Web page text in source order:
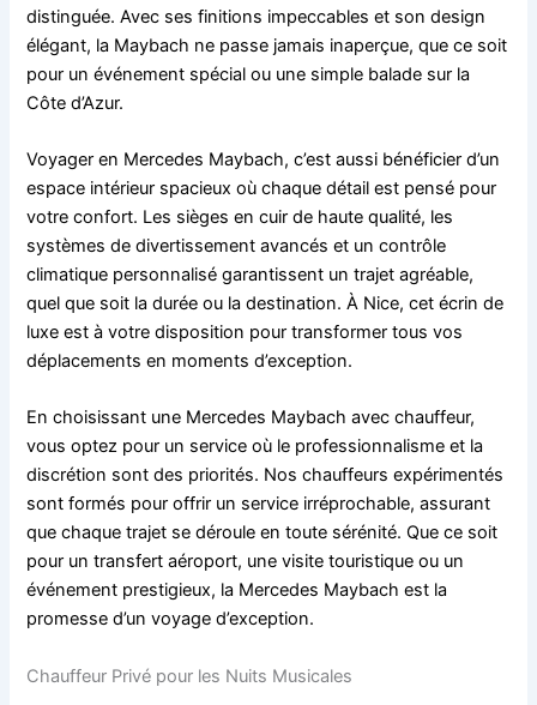
distinguée. Avec ses finitions impeccables et son design
élégant, la Maybach ne passe jamais inaperçue, que ce soit
pour un événement spécial ou une simple balade sur la
Côte d’Azur.
Voyager en Mercedes Maybach, c’est aussi bénéficier d’un
espace intérieur spacieux où chaque détail est pensé pour
votre confort. Les sièges en cuir de haute qualité, les
systèmes de divertissement avancés et un contrôle
climatique personnalisé garantissent un trajet agréable,
quel que soit la durée ou la destination. À Nice, cet écrin de
luxe est à votre disposition pour transformer tous vos
déplacements en moments d’exception.
En choisissant une Mercedes Maybach avec chauffeur,
vous optez pour un service où le professionnalisme et la
discrétion sont des priorités. Nos chauffeurs expérimentés
sont formés pour offrir un service irréprochable, assurant
que chaque trajet se déroule en toute sérénité. Que ce soit
pour un transfert aéroport, une visite touristique ou un
événement prestigieux, la Mercedes Maybach est la
promesse d’un voyage d’exception.
Chauffeur Privé pour les Nuits Musicales